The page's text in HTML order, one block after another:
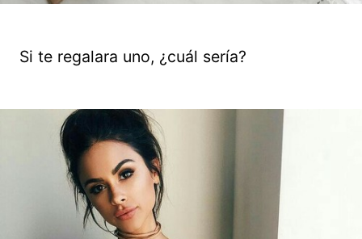
Si te regalara uno, ¿cuál sería?